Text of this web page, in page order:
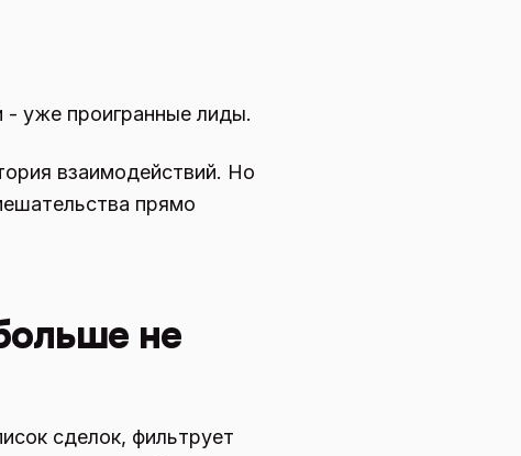
- уже проигранные лиды.
взаимодействий. Но
прямо
не
сделок, фильтрует